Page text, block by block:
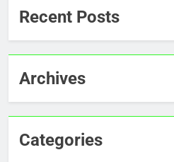
Recent Posts
Archives
Categories